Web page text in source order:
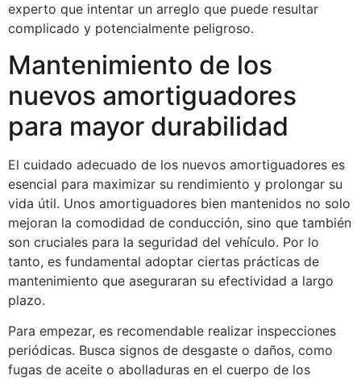
experto que intentar un arreglo que puede resultar
complicado y potencialmente peligroso.
Mantenimiento de los
nuevos amortiguadores
para mayor durabilidad
El cuidado adecuado de los nuevos amortiguadores es
esencial para maximizar su rendimiento y prolongar su
vida útil. Unos amortiguadores bien mantenidos no solo
mejoran la comodidad de conducción, sino que también
son cruciales para la seguridad del vehículo. Por lo
tanto, es fundamental adoptar ciertas prácticas de
mantenimiento que aseguraran su efectividad a largo
plazo.
Para empezar, es recomendable realizar inspecciones
periódicas. Busca signos de desgaste o daños, como
fugas de aceite o abolladuras en el cuerpo de los